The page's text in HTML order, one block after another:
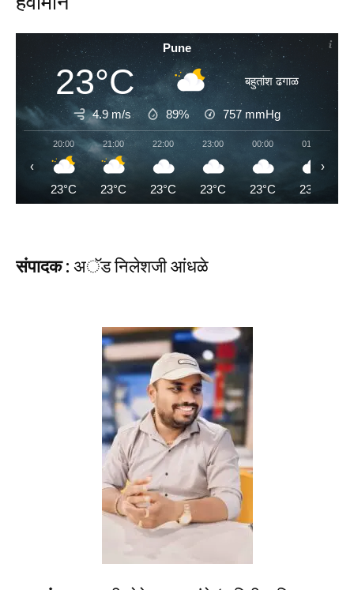
Pune
23°C बहुतांश ढगाळ
4.9 m/s 89% 757 mmHg
20:00
23°C
21:00
23°C
22:00
23°C
23:00
23°C
00:00
23°C
01:00
23°C
‹ ›
संपादक : अॅड निलेशजी आंधळे